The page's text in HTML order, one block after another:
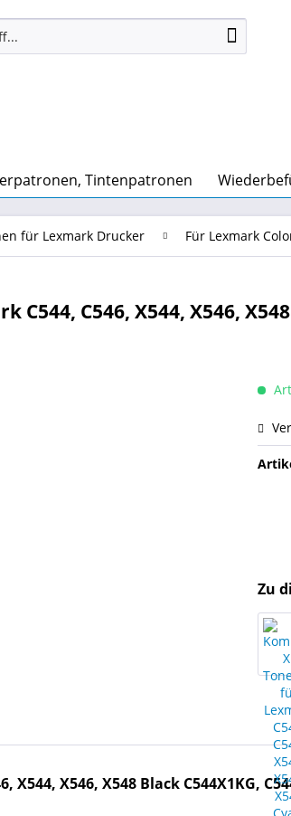
Tintenpatronen
für Lexmark Drucker Für Lexmark
C546, X544, X546,
Zu
X546, X548 Black C544X1KG,